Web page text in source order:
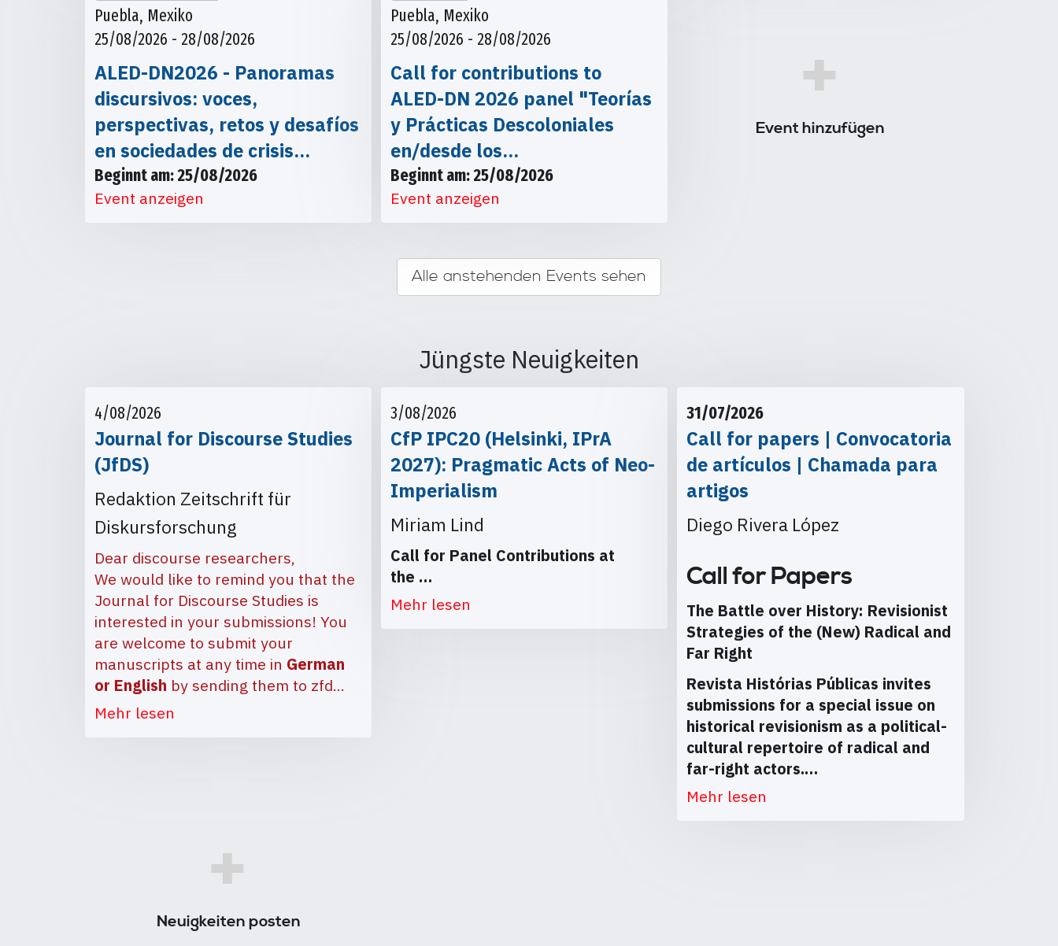
Puebla, Mexiko
25/08/2026 - 28/08/2026
ALED-DN2026 - Panoramas
discursivos: voces,
perspectivas, retos y desafíos
en sociedades de crisis…
Beginnt am: 25/08/2026
Event anzeigen
Puebla, Mexiko
25/08/2026 - 28/08/2026
Call for contributions to
ALED-DN 2026 panel "Teorías
y Prácticas Descoloniales
en/desde los…
Beginnt am: 25/08/2026
Event anzeigen
+
Event hinzufügen
Alle anstehenden Events sehen
Jüngste Neuigkeiten
4/08/2026
Journal for Discourse Studies
(JfDS)
Redaktion Zeitschrift für
Diskursforschung
Dear discourse researchers,
We would like to remind you that the
Journal for Discourse Studies is
interested in your submissions! You
are welcome to submit your
manuscripts at any time in German
or English by sending them to zfd…
Mehr lesen
3/08/2026
CfP IPC20 (Helsinki, IPrA
2027): Pragmatic Acts of Neo-
Imperialism
Miriam Lind
Call for Panel Contributions at
the …
Mehr lesen
31/07/2026
Call for papers | Convocatoria
de artículos | Chamada para
artigos
Diego Rivera López
Call for Papers
The Battle over History: Revisionist
Strategies of the (New) Radical and
Far Right
Revista Histórias Públicas invites
submissions for a special issue on
historical revisionism as a political-
cultural repertoire of radical and
far-right actors.…
Mehr lesen
+
Neuigkeiten posten